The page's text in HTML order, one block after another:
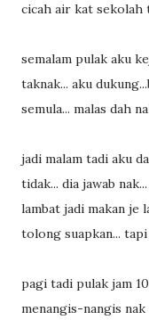
cicah air kat sekolah
semalam pulak aku
taknak... aku
semula... malas dah
jadi malam tadi aku
tidak... dia jawab
lambat jadi makan je
tolong suapkan...
pagi tadi pulak jam
menangis-nangis nak